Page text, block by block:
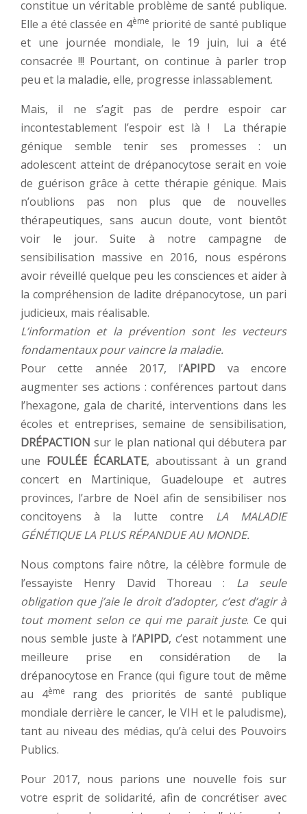
constitue un véritable problème de santé publique.
Elle a été classée en 4ème priorité de santé publique
et une journée mondiale, le 19 juin, lui a été
consacrée !!! Pourtant, on continue à parler trop
peu et la maladie, elle, progresse inlassablement.
Mais, il ne s’agit pas de perdre espoir car
incontestablement l’espoir est là ! La thérapie
génique semble tenir ses promesses : un
adolescent atteint de drépanocytose serait en voie
de guérison grâce à cette thérapie génique. Mais
n’oublions pas non plus que de nouvelles
thérapeutiques, sans aucun doute, vont bientôt
voir le jour. Suite à notre campagne de
sensibilisation massive en 2016, nous espérons
avoir réveillé quelque peu les consciences et aider à
la compréhension de ladite drépanocytose, un pari
judicieux, mais réalisable.
L’information et la prévention sont les vecteurs
fondamentaux pour vaincre la maladie.
Pour cette année 2017, l’APIPD va encore
augmenter ses actions : conférences partout dans
l’hexagone, gala de charité, interventions dans les
écoles et entreprises, semaine de sensibilisation,
DRÉPACTION sur le plan national qui débutera par
une FOULÉE ÉCARLATE, aboutissant à un grand
concert en Martinique, Guadeloupe et autres
provinces, l’arbre de Noël afin de sensibiliser nos
concitoyens à la lutte contre LA MALADIE
GÉNÉTIQUE LA PLUS RÉPANDUE AU MONDE.
Nous comptons faire nôtre, la célèbre formule de
l’essayiste Henry David Thoreau : La seule
obligation que j’aie le droit d’adopter, c’est d’agir à
tout moment selon ce qui me parait juste. Ce qui
nous semble juste à l’APIPD, c’est notamment une
meilleure prise en considération de la
drépanocytose en France (qui figure tout de même
au 4ème
rang des priorités de santé publique
mondiale derrière le cancer, le VIH et le paludisme),
tant au niveau des médias, qu’à celui des Pouvoirs
Publics.
Pour 2017, nous parions une nouvelle fois sur
votre esprit de solidarité, afin de concrétiser avec